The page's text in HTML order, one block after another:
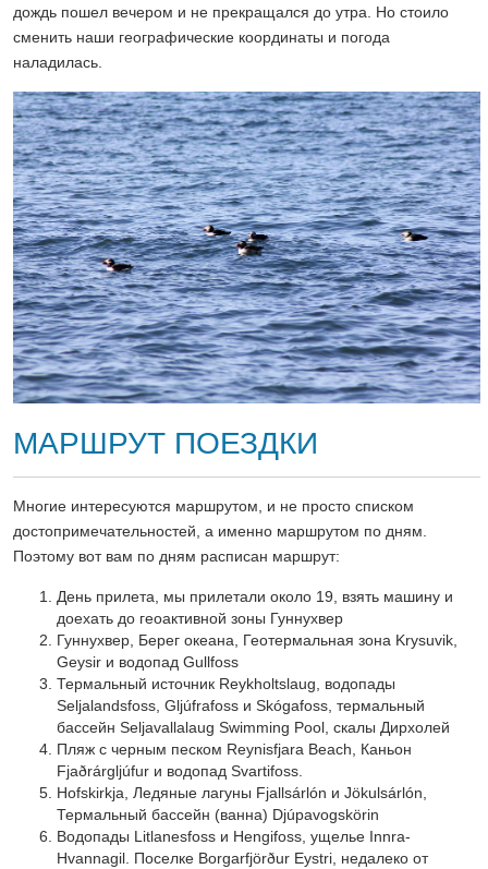
дождь пошел вечером и не прекращался до утра. Но стоило
сменить наши географические координаты и погода
наладилась.
МАРШРУТ ПОЕЗДКИ
Многие интересуются маршрутом, и не просто списком
достопримечательностей, а именно маршрутом по дням.
Поэтому вот вам по дням расписан маршрут:
День прилета, мы прилетали около 19, взять машину и
доехать до геоактивной зоны Гуннухвер
Гуннухвер, Берег океана, Геотермальная зона Krysuvik,
Geysir и водопад Gullfoss
Термальный источник Reykholtslaug, водопады
Seljalandsfoss, Gljúfrafoss и Skógafoss, термальный
бассейн Seljavallalaug Swimming Pool, скалы Дирхолей
Пляж с черным песком Reynisfjara Beach, Каньон
Fjaðrárgljúfur и водопад Svartifoss.
Hofskirkja, Ледяные лагуны Fjallsárlón и Jökulsárlón,
Термальный бассейн (ванна) Djúpavogskörin
Водопады Litlanesfoss и Hengifoss, ущелье Innra-
Hvannagil. Поселке Borgarfjörður Eystri, недалеко от